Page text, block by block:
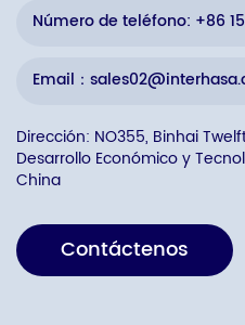
Número de teléfono: +86
Email：
Dirección: NO355, Binhai
Desarrollo Económico y
China
Contáctenos